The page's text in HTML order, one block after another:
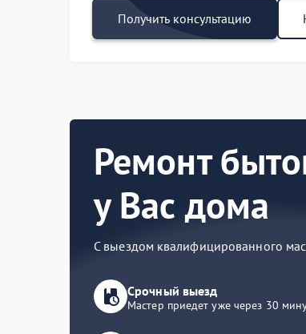
Получить консультацию
Ремонт
у Вас дома
С выездом квалифицированного
Срочный выезд
Мастер приедет уже через 30